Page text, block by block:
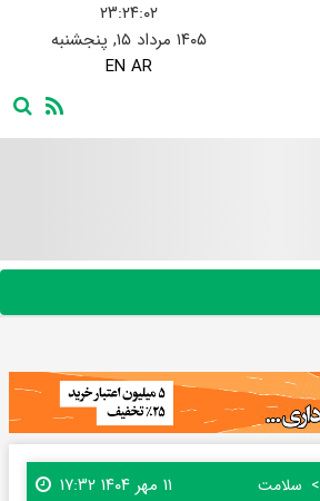
۲۳:۲۴:۰۳
۱۴۰۵ مرداد ۱۵, پنجشنبه
EN AR
سلامت ۱۱ مهر ۱۴۰۴ ۱۷:۳۲